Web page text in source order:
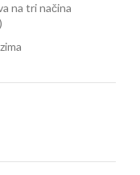
na tri načina